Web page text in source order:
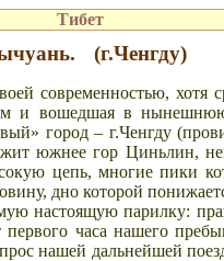
Тибет
(г.Ченгду)
современностью, хотя
и вошедшая в
город – г.Ченгду
южнее гор Циньлин,
цепь, многие пики
дно которой
настоящую парилку:
часа нашего
нашей дальнейшей